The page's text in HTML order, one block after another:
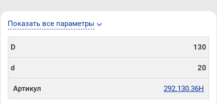
Показать все параметры
D 130
d 20
Артикул 292.130.36H